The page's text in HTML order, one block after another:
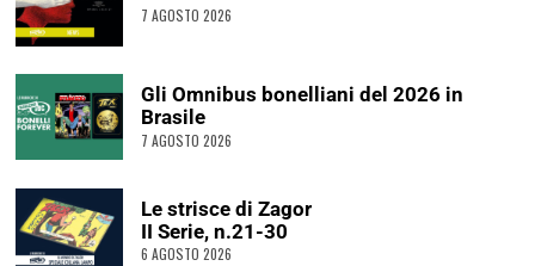
7 AGOSTO 2026
Gli Omnibus bonelliani del 2026 in
Brasile
7 AGOSTO 2026
Le strisce di Zagor
II Serie, n.21-30
6 AGOSTO 2026